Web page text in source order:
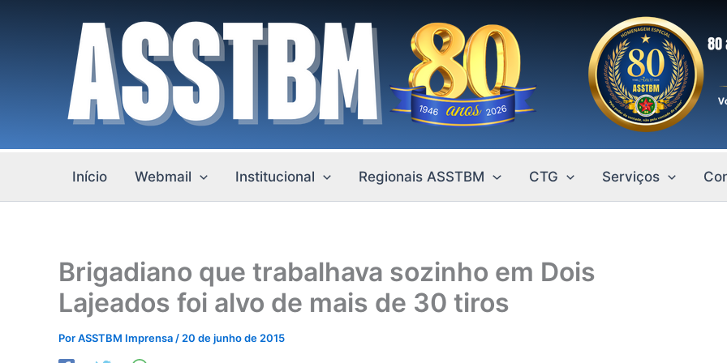
Início Webmail Institucional Regionais ASSTBM CTG Serviços
Brigadiano que trabalhava sozinho em Dois
Lajeados foi alvo de mais de 30 tiros
PorASSTBM Imprensa / 20 de junho de 2015